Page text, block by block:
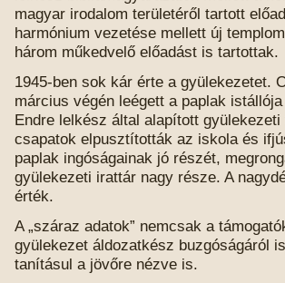
magyar irodalom területéről tartott
harmónium vezetése mellett új
három műkedvelő előadást is tartottak.
1945-ben sok kár érte a gyülekezetet.
március végén leégett a paplak
Endre lelkész által alapított
csapatok elpusztították az iskola és
paplak ingóságainak jó részét,
gyülekezeti irattár nagy része. A
érték.
A „száraz adatok” nemcsak a
gyülekezet áldozatkész buzgóságáról
tanításul a jövőre nézve is.